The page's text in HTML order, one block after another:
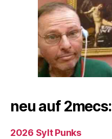
neu auf 2mecs:
2026 Sylt Punks